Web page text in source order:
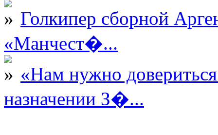
Голкипер сборной
«Манчест�...
«Нам нужно
назначении З�...